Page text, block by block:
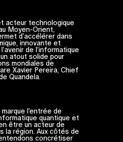
acteur technologique
Moyen-Orient,
d’accélérer dans
innovante et
de l’informatique
atout solide pour
mondiales de
Xavier Pereira, Chief
Quandela.
l’entrée de
quantique et
être un acteur de
la région. Aux côtés de
concrétiser